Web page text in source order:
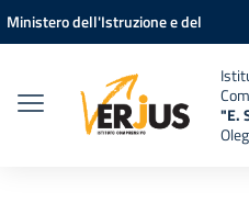
Vai ai contenuti
Vai al menu di navigazione
Vai al footer
Ministero dell'Istruzione e del
"E.